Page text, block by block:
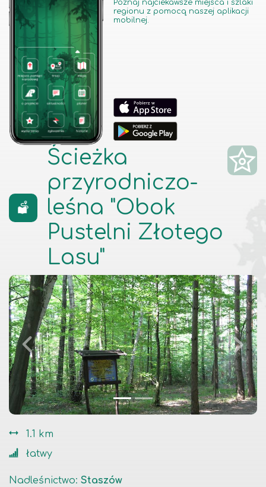
Ścieżka
przyrodniczo-
leśna "Obok
Pustelni Złotego
Lasu"
1.1 km
łatwy
Nadleśnictwo: Staszów
Poznaj najciekawsze miejsca i szlaki
regionu z pomocą naszej aplikacji
mobilnej.